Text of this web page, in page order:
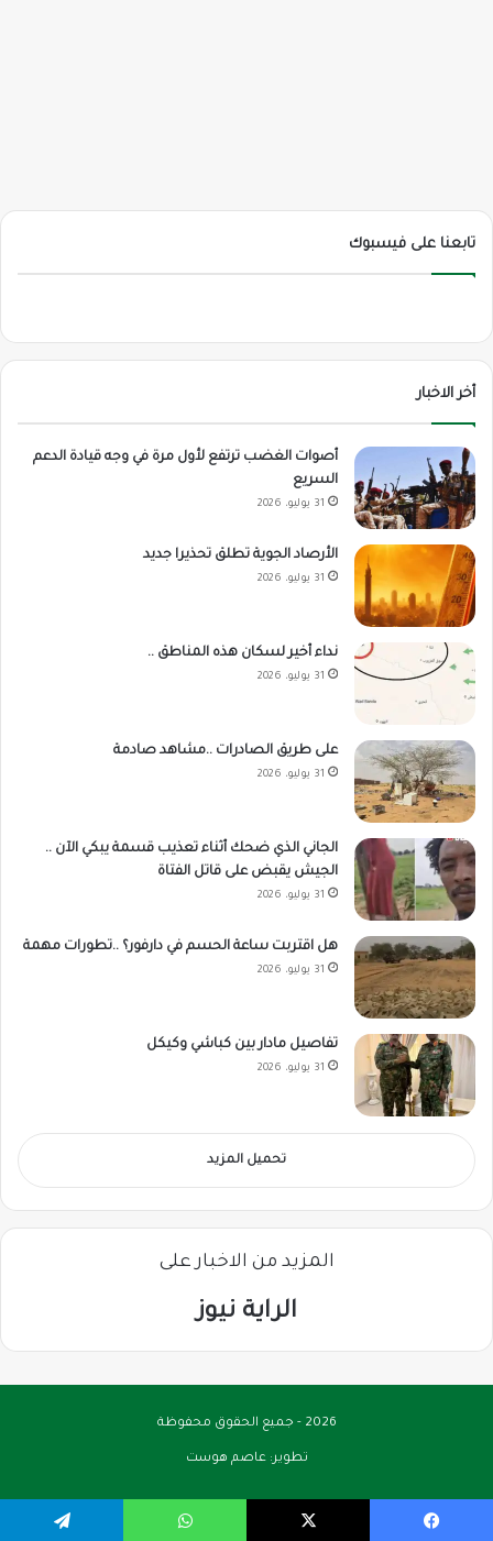
تابعنا على فيسبوك
أخر الاخبار
أصوات الغضب ترتفع لأول مرة في وجه قيادة الدعم
السريع
31 يوليو، 2026
الأرصاد الجوية تطلق تحذيرا جديد
31 يوليو، 2026
نداء أخير لسكان هذه المناطق ..
31 يوليو، 2026
على طريق الصادرات ..مشاهد صادمة
31 يوليو، 2026
الجاني الذي ضحك أثناء تعذيب قسمة يبكي الآن ..
الجيش يقبض على قاتل الفتاة
31 يوليو، 2026
هل اقتربت ساعة الحسم في دارفور؟ ..تطورات مهمة
31 يوليو، 2026
تفاصيل مادار بين كباشي وكيكل
31 يوليو، 2026
تحميل المزيد
المزيد من الاخبار على
الراية نيوز
2026 - جميع الحقوق محفوظة
تطوير:عاصم هوست